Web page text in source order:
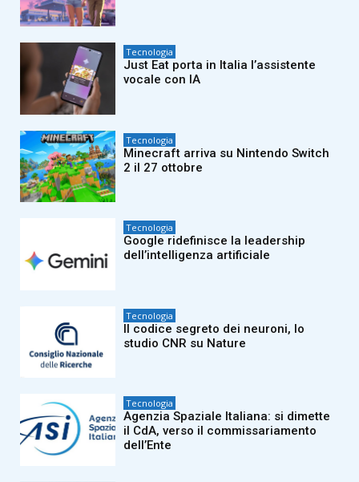
Tecnologia
Just Eat porta in Italia l’assistente
vocale con IA
Tecnologia
Minecraft arriva su Nintendo Switch
2 il 27 ottobre
Tecnologia
Google ridefinisce la leadership
dell’intelligenza artificiale
Tecnologia
Il codice segreto dei neuroni, lo
studio CNR su Nature
Tecnologia
Agenzia Spaziale Italiana: si dimette
il CdA, verso il commissariamento
dell’Ente